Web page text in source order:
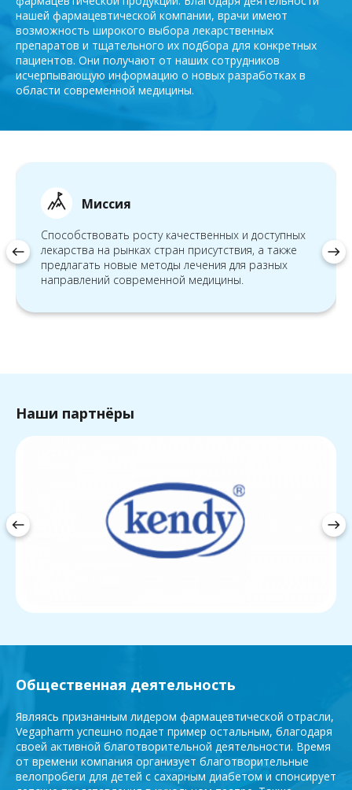
нашей фармацевтической компании, врачи имеют
возможность широкого выбора лекарственных
препаратов и тщательного их подбора для конкретных
пациентов. Они получают от наших сотрудников
исчерпывающую информацию о новых разработках в
области современной медицины.
Миссия
Cпособствовать росту качественных и доступных
лекарства на рынках стран присутствия, а также
предлагать новые методы лечения для разных
направлений современной медицины.
west east
Наши партнёры
west east
Общественная деятельность
Являясь признанным лидером фармацевтической отрасли,
Vegapharm успешно подает пример остальным, благодаря
своей активной благотворительной деятельности. Время
от времени компания организует благотворительные
велопробеги для детей с сахарным диабетом и спонсирует